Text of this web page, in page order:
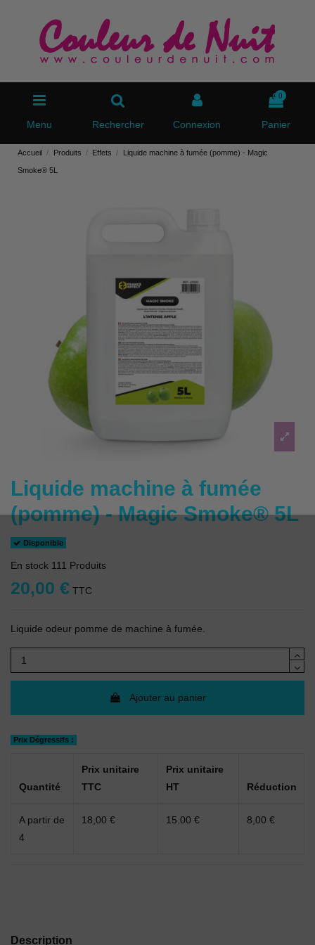
Menu Rechercher Connexion
0
Panier
Accueil Produits Effets Liquide machine à fumée (pomme) - Magic
Smoke® 5L
Liquide machine à fumée
(pomme) - Magic Smoke® 5L
Disponible
En stock 111 Produits
20,00 € TTC
Liquide odeur pomme de machine à fumée.
Ajouter au panier
Prix Dégressifs :
Quantité
Prix unitaire
TTC
Prix unitaire
HT
Réduction
A partir de
4
18,00 € 15.00 € 8,00 €
Description